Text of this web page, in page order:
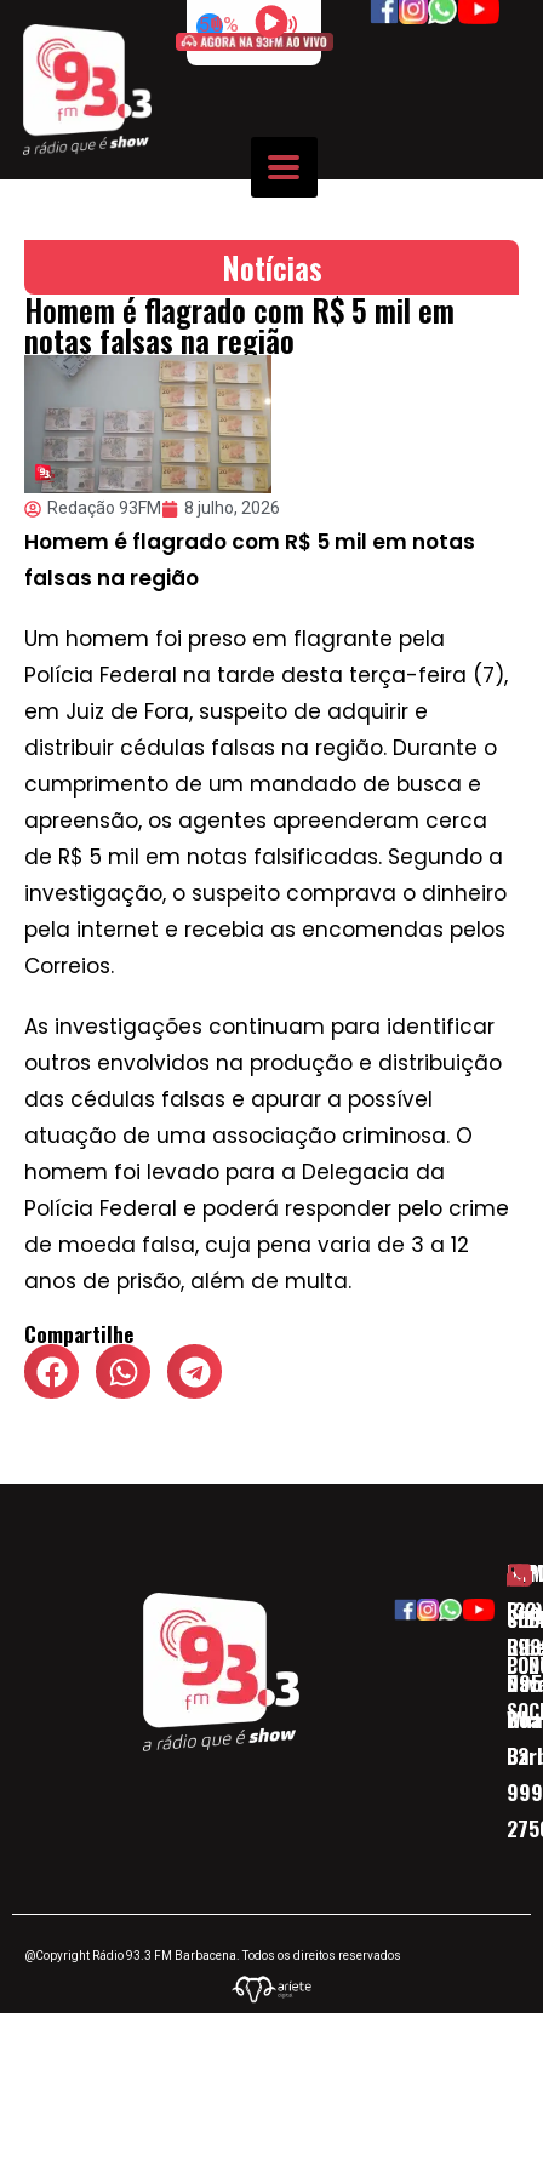
50%
Notícias
Homem é flagrado com R$ 5 mil em
notas falsas na região
Redação 93FM 8 julho, 2026
Homem é flagrado com R$ 5 mil em notas
falsas na região
Um homem foi preso em flagrante pela
Polícia Federal na tarde desta terça-feira (7),
em Juiz de Fora, suspeito de adquirir e
distribuir cédulas falsas na região. Durante o
cumprimento de um mandado de busca e
apreensão, os agentes apreenderam cerca
de R$ 5 mil em notas falsificadas. Segundo a
investigação, o suspeito comprava o dinheiro
pela internet e recebia as encomendas pelos
Correios.
As investigações continuam para identificar
outros envolvidos na produção e distribuição
das cédulas falsas e apurar a possível
atuação de uma associação criminosa. O
homem foi levado para a Delegacia da
Polícia Federal e poderá responder pelo crime
de moeda falsa, cuja pena varia de 3 a 12
anos de prisão, além de multa.
Compartilhe
(32)
32
@Copyright Rádio 93.3 FM Barbacena. Todos os direitos reservados